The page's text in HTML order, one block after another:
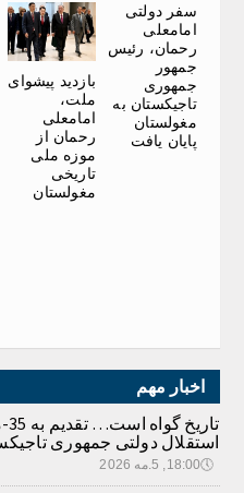
سفر دولتی
امامعلی
رحمان، رئیس
جمهور
جمهوری
تاجیکستان به
مغولستان
پایان یافت
بازدید پیشوای
ملت،
امامعلی
رحمان از
موزه ملی
تاریخی
مغولستان
اخبار مهم
استقلال دولتی جمهوری
🕔18:00, 5.مه 2026